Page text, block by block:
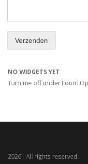
Verzenden
NO WIDGETS YET
Turn me off under Fount
2026 - All rights reserved.